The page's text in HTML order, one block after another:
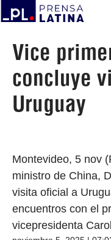
Vice
concluye
Uruguay
Montevideo, 5 nov
ministro de China,
visita oficial a
encuentros con el
vicepresidenta